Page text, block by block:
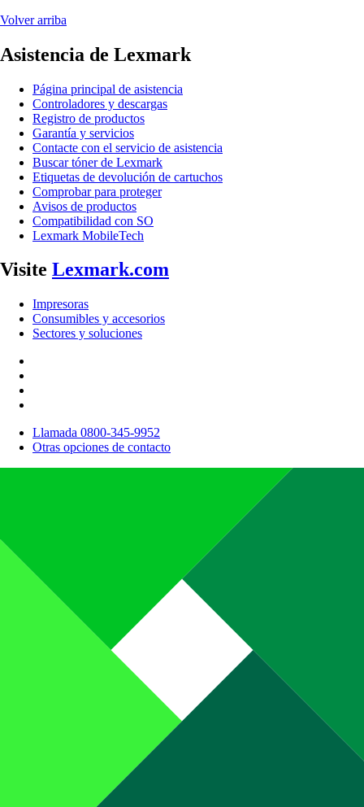
Volver arriba
Asistencia de Lexmark
Página principal de asistencia
Controladores y descargas
Registro de productos
Garantía y servicios
Contacte con el servicio de asistencia
Buscar tóner de Lexmark
Etiquetas de devolución de cartuchos
Comprobar para proteger
Avisos de productos
Compatibilidad con SO
Lexmark MobileTech
Visite Lexmark.com
Impresoras
Consumibles y accesorios
Sectores y soluciones
Llamada 0800-345-9952
Otras opciones de contacto